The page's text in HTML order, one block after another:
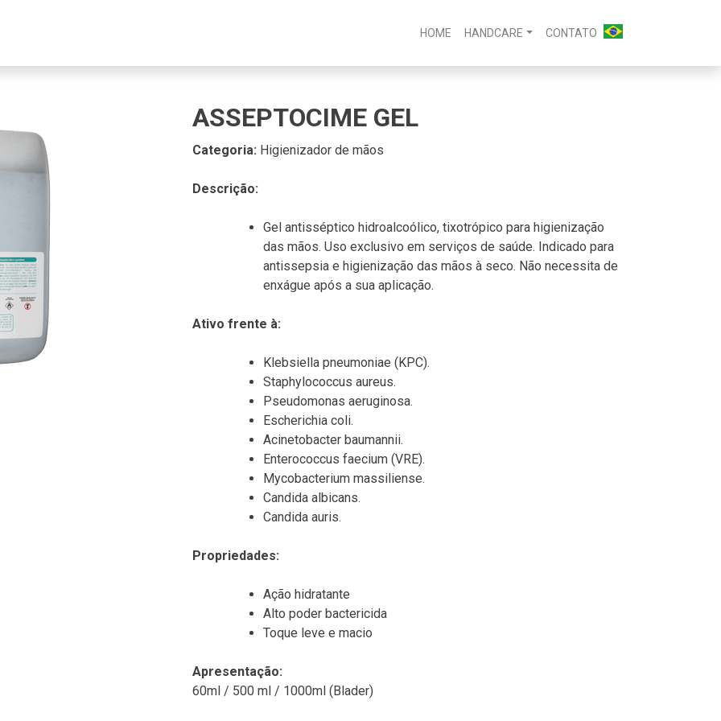
HOME HANDCARE CONTATO
ASSEPTOCIME GEL
Categoria: Higienizador de mãos
Descrição:
Gel antisséptico hidroalcoólico, tixotrópico para higienização
das mãos. Uso exclusivo em serviços de saúde. Indicado para
antissepsia e higienização das mãos à seco. Não necessita de
enxágue após a sua aplicação.
Ativo frente à:
Klebsiella pneumoniae (KPC).
Staphylococcus aureus.
Pseudomonas aeruginosa.
Escherichia coli.
Acinetobacter baumannii.
Enterococcus faecium (VRE).
Mycobacterium massiliense.
Candida albicans.
Candida auris.
Propriedades:
Ação hidratante
Alto poder bactericida
Toque leve e macio
Apresentação:
60ml / 500 ml / 1000ml (Blader)